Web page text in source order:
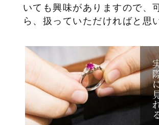
いても興味がありますので、
ら、扱っていただければと思